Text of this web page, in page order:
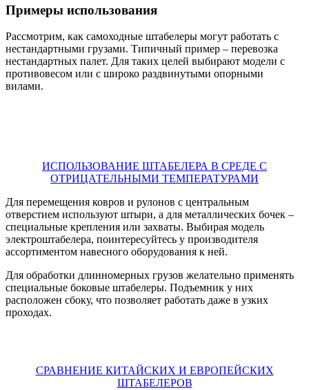
Примеры использования
Рассмотрим, как самоходные штабелеры могут работать с
нестандартными грузами. Типичный пример – перевозка
нестандартных палет. Для таких целей выбирают модели с
противовесом или с широко раздвинутыми опорными
вилами.
ИСПОЛЬЗОВАНИЕ ШТАБЕЛЕРА В СРЕДЕ С
ОТРИЦАТЕЛЬНЫМИ ТЕМПЕРАТУРАМИ
Для перемещения ковров и рулонов с центральным
отверстием используют штыри, а для металлических бочек –
специальные крепления или захваты. Выбирая модель
электроштабелера, поинтересуйтесь у производителя
ассортиментом навесного оборудования к ней.
Для обработки длинномерных грузов желательно применять
специальные боковые штабелеры. Подъемник у них
расположен сбоку, что позволяет работать даже в узких
проходах.
СРАВНЕНИЕ КИТАЙСКИХ И ЕВРОПЕЙСКИХ
ШТАБЕЛЕРОВ